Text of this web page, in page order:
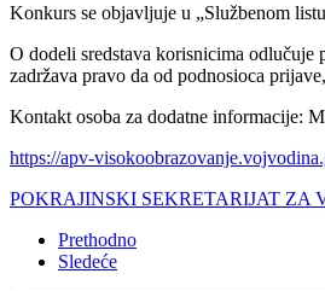
Konkurs se objavljuje u „Službenom
O dodeli sredstava korisnicima odlučuje
zadržava pravo da od podnosioca
Kontakt osoba za dodatne informacije:
https://apv-
POKRAJINSKI SEKRETARIJAT
Prethodno
Sledeće